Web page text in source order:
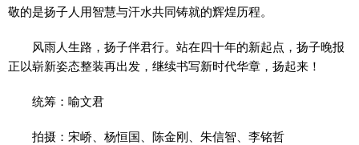
敬的是扬子人用智慧与汗水共同铸就的辉煌历程。
风雨人生路，扬子伴君行。站在四十年的新起点，扬子晚报
正以崭新姿态整装再出发，继续书写新时代华章，扬起来！
统筹：喻文君
拍摄：宋峤、杨恒国、陈金刚、朱信智、李铭哲